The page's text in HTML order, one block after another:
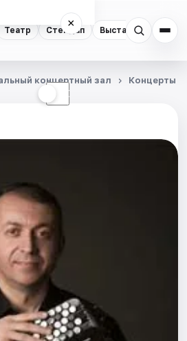
Театр Стендап Выставки
×
☾
концертный зал Концерты